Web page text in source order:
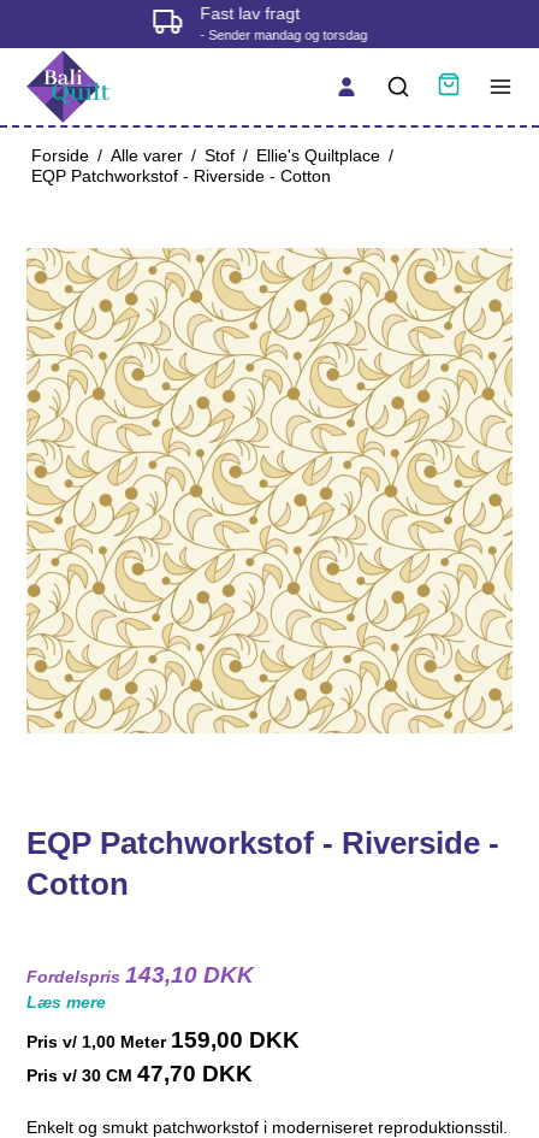
Fysisk butik i Korsør
- tjek åbningstider før du kommer
Forside / Alle varer / Stof / Ellie's Quiltplace /
EQP Patchworkstof - Riverside - Cotton
EQP Patchworkstof - Riverside -
Cotton
Fordelspris143,10 DKK
Læs mere
Pris v/ 1,00 Meter 159,00 DKK
Pris v/ 30 CM 47,70 DKK
Enkelt og smukt patchworkstof i moderniseret reproduktionsstil.